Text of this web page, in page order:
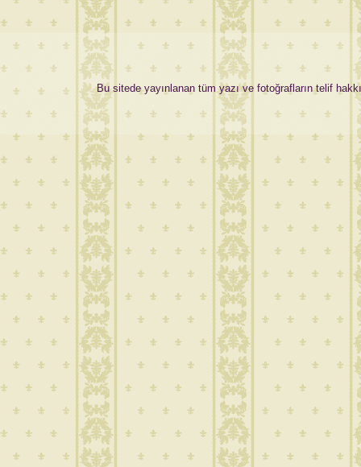
Bu sitede yayınlanan tüm yazı ve fotoğrafların telif